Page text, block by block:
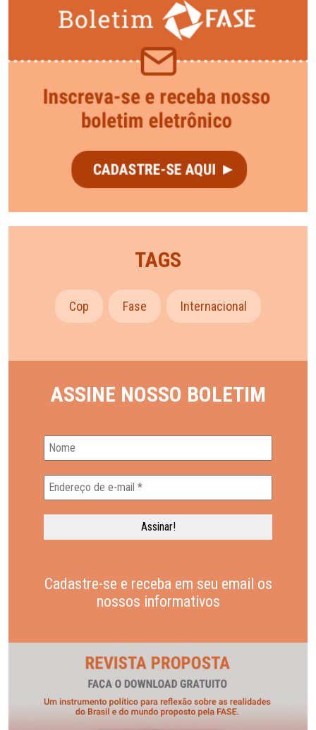
TAGS
Cop Fase Internacional
ASSINE NOSSO BOLETIM
Cadastre-se e receba em seu email os
nossos informativos